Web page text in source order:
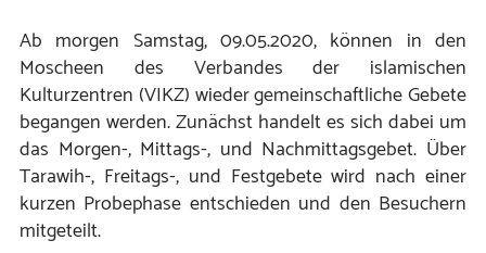
Ab morgen Samstag, 09.05.2020, können in den
Moscheen des Verbandes der islamischen
Kulturzentren (VIKZ) wieder gemeinschaftliche Gebete
begangen werden. Zunächst handelt es sich dabei um
das Morgen-, Mittags-, und Nachmittagsgebet. Über
Tarawih-, Freitags-, und Festgebete wird nach einer
kurzen Probephase entschieden und den Besuchern
mitgeteilt.